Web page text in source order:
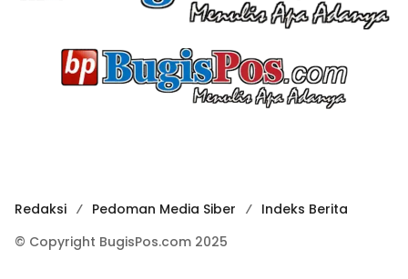
Redaksi Pedoman Media Siber
Indeks Berita
© Copyright BugisPos.com 2025